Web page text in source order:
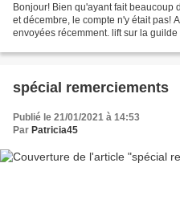
Bonjour! Bien qu'ayant fait
et décembre, le compte n'y était pas!
envoyées récemment. lift sur la guilde
spécial remerciements
Publié le 21/01/2021 à 14:53
Par Patricia45